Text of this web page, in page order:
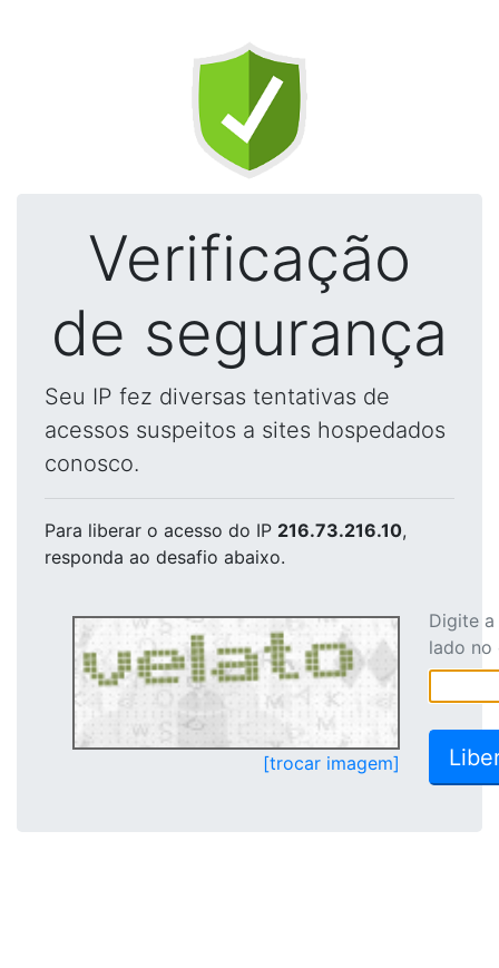
Verificação
de segurança
Seu IP fez diversas tentativas de
acessos suspeitos a sites hospedados
conosco.
Para liberar o acesso do IP 216.73.216.10,
responda ao desafio abaixo.
[trocar imagem]
Digite
lado no